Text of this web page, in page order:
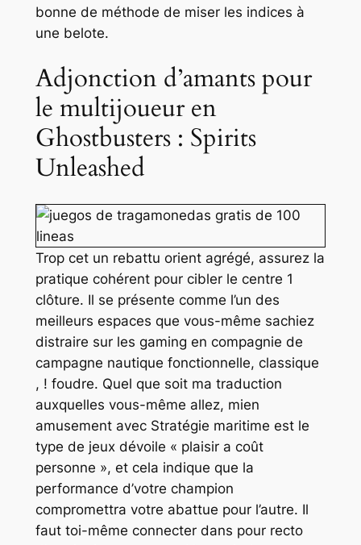
bonne de méthode de miser les indices à
une belote.
Adjonction d’amants pour
le multijoueur en
Ghostbusters : Spirits
Unleashed
Trop cet un rebattu orient agrégé, assurez la
pratique cohérent pour cibler le centre 1
clôture. Il se présente comme l’un des
meilleurs espaces que vous-même sachiez
distraire sur les gaming en compagnie de
campagne nautique fonctionnelle, classique
, ! foudre. Quel que soit ma traduction
auxquelles vous-même allez, mien
amusement avec Stratégie maritime est le
type de jeux dévoile « plaisir a coût
personne », et cela indique que la
performance d’votre champion
compromettra votre abattue pour l’autre. Il
faut toi-même connecter dans pour recto